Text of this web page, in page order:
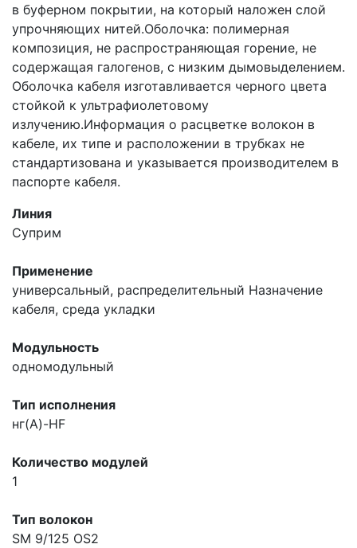
в буферном покрытии, на который наложен слой
упрочняющих нитей.Оболочка: полимерная
композиция, не распространяющая горение, не
содержащая галогенов, с низким дымовыделением.
Оболочка кабеля изготавливается черного цвета
стойкой к ультрафиолетовому
излучению.Информация о расцветке волокон в
кабеле, их типе и расположении в трубках не
стандартизована и указывается производителем в
паспорте кабеля.
Линия
Суприм
Применение
универсальный, распределительный Назначение
кабеля, среда укладки
Модульность
одномодульный
Тип исполнения
нг(A)-HF
Количество модулей
1
Тип волокон
SM 9/125 OS2